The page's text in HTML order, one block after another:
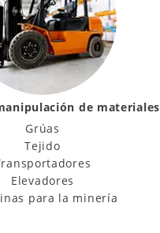
de materiales
Grúas
Tejido
Elevadores
para la minería